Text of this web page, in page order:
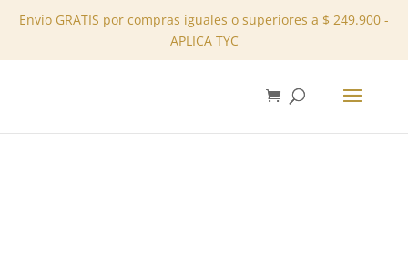
Envío GRATIS por compras iguales o superiores a $ 249.900 -
APLICA TYC
✕